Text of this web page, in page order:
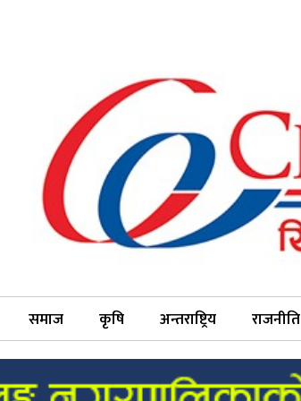
समाज कृषि अन्तराष्ट्रिय राजनीति